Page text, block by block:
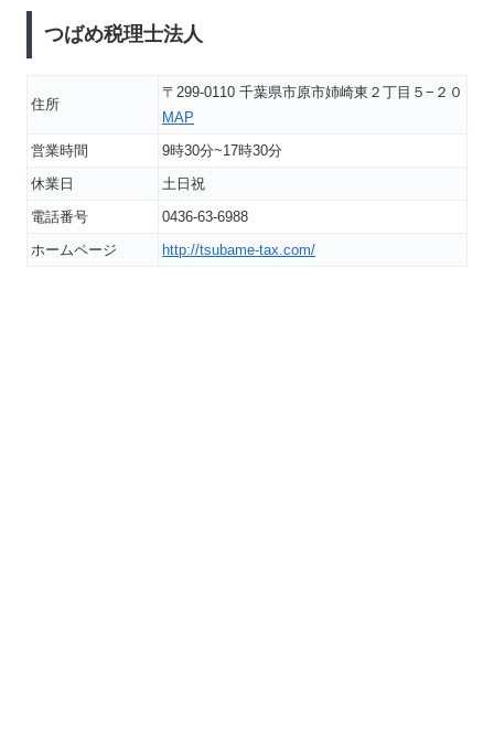
つばめ税理士法人
住所
〒299-0110 千葉県市原市姉崎東２丁目５−２０
MAP
営業時間
9時30分~17時30分
休業日
土日祝
電話番号
0436-63-6988
ホームページ
http://tsubame-tax.com/